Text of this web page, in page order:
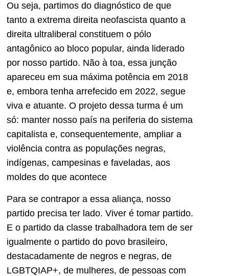
Ou seja, partimos do diagnóstico de que
tanto a extrema direita neofascista quanto a
direita ultraliberal constituem o pólo
antagônico ao bloco popular, ainda liderado
por nosso partido. Não à toa, essa junção
apareceu em sua máxima potência em 2018
e, embora tenha arrefecido em 2022, segue
viva e atuante. O projeto dessa turma é um
só: manter nosso país na periferia do sistema
capitalista e, consequentemente, ampliar a
violência contra as populações negras,
indígenas, campesinas e faveladas, aos
moldes do que acontece
Para se contrapor a essa aliança, nosso
partido precisa ter lado. Viver é tomar partido.
E o partido da classe trabalhadora tem de ser
igualmente o partido do povo brasileiro,
destacadamente de negros e negras, de
LGBTQIAP+, de mulheres, de pessoas com